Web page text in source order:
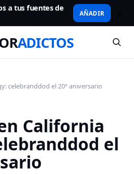
a tus fuentes de
AÑADIR
ADICTOS
celebranddod el 20º aniversario
California
el